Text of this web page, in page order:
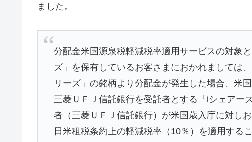
ました。
分配金米国源泉税軽減税率適用サービスの対象
ズ」を保有しているお客さまにおかれましては
リーズ」の銘柄より分配金が発生した場合、米
三菱ＵＦＪ信託銀行を受託者とする「iシェアー
者（三菱ＵＦＪ信託銀行）が米国歳入庁に対し
日米租税条約上の軽減税率（10％）を適用する